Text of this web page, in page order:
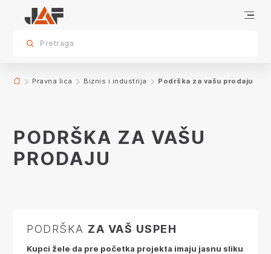
sr.skip-to.main-content
sr.skip-to.table-of-contents
sr.skip-to.main-navigation
Podrška za vašu prodaju
BROŠURE i CENOVNIci
Uzorci materijala
DIGITALNA PONUDA ZA PREZENTACIJU VAŠIM KLIJENTIMA
showroom
JAF U VAŠOJ U BLIZINI
KAO REGISTROVANI KUPAC
Pretraga
Pravna lica Biznis i industrija Podrška za vašu prodaju
PODRŠKA ZA VAŠU
PRODAJU
PODRŠKA ZA VAŠ USPEH
Kupci žele da pre početka projekta imaju jasnu sliku